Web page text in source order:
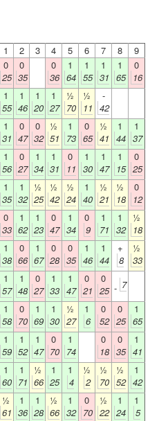
1
2 3 4 5 6 7 8
9
0
25
0
35
0
36
1
64
1
55
1
31
1
65
0
16
1
55
1
46
1
20
1
27
½
70
½
11
-
42
1
31
0
47
0
32
½
51
1
73
0
65
½
41
1
44
1
37
1
56
0
27
1
34
1
31
0
11
1
30
1
47
1
15
0
25
1
35
1
32
½
25
½
42
½
24
1
40
½
21
½
18
0
12
0
33
1
62
1
23
0
47
1
34
0
9
1
71
1
32
½
18
1
38
0
66
1
67
0
28
0
35
1
46
1
44
+
8
½
33
1
57
1
48
0
27
1
33
1
47
0
21
0
25 - 7
1
58
0
70
1
69
1
30
½
27
1
6
0
52
0
25
1
65
1
59
1
52
1
47
0
70
1
74
0
18
0
35
1
41
1
60
1
71
½
66
1
25
1
4
½
2
½
70
½
52
1
42
½
61
1
36
1
28
½
66
1
32
0
70
½
22
1
24
1
5